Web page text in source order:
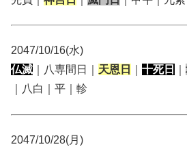
2047/10/16(水)
仏滅 ｜八専間日｜ 天恩日 十死日
｜八白｜平｜軫
2047/10/28(月)